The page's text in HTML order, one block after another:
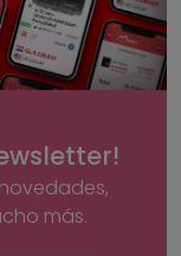
más.